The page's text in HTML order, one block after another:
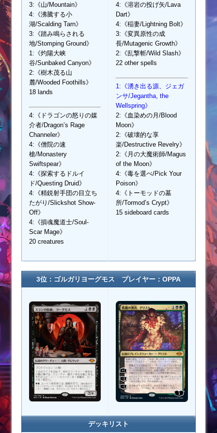
3:《山/Mountain》
4:《沸騰する小
湖/Scalding Tarn》
3:《踏み鳴らされる
地/Stomping Ground》
1:《灼陽大峡
谷/Sunbaked Canyon》
2:《樹木茂る山
麓/Wooded Foothills》
18 lands
4:《ドラゴンの怒りの媒
介者/Dragon’s Rage
Channeler》
4:《僧院の速
槍/Monastery
Swiftspear》
4:《探索するドルイ
ド/Questing Druid》
4:《精鋭射手団の目立ち
たがり/Slickshot Show-
Off》
4:《損魂魔道士/Soul-
Scar Mage》
20 creatures
4:《溶岩の投げ矢/Lava
Dart》
4:《稲妻/Lightning Bolt》
3:《変異原性の成
長/Mutagenic Growth》
2:《乱撃斬/Wild Slash》
22 other spells
1:《湧き出る源、ジェガ
ンサ/Jegantha, the
Wellspring》
2:《血染めの月/Blood
Moon》
2:《破壊的な享
楽/Destructive Revelry》
2:《月の大魔術師/Magus
of the Moon》
4:《毒を選べ/Pick Your
Poison》
4:《トーモッドの墓
所/Tormod’s Crypt》
15 sideboard cards
3位：ゴルガリヨーグモス プレイヤー：OPPA
デッキリスト